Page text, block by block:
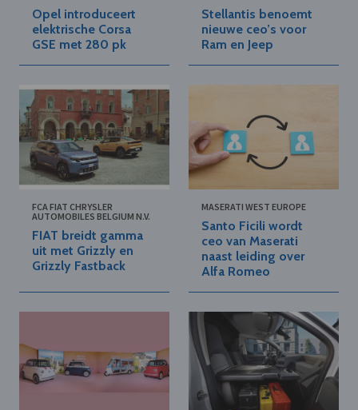
Opel introduceert
elektrische Corsa
GSE met 280 pk
Stellantis benoemt
nieuwe ceo’s voor
Ram en Jeep
FCA FIAT CHRYSLER
AUTOMOBILES BELGIUM N.V.
FIAT breidt gamma
uit met Grizzly en
Grizzly Fastback
MASERATI WEST EUROPE
Santo Ficili wordt
ceo van Maserati
naast leiding over
Alfa Romeo